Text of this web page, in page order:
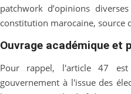
patchwork d’opinions
constitution marocaine, source
Ouvrage académique et
Pour rappel, l'article 47
gouvernement à l'issue des